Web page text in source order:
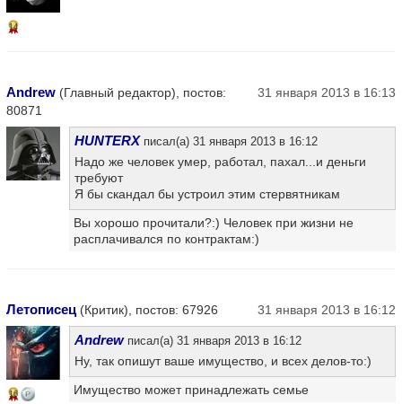
14
Andrew (Главный редактор), постов:
80871
31 января 2013 в 16:13
HUNTERXписал(а) 31 января 2013 в 16:12
Надо же человек умер, работал, пахал...и деньги
требуют
Я бы скандал бы устроил этим стервятникам
Вы хорошо прочитали?:) Человек при жизни не
расплачивался по контрактам:)
Летописец (Критик), постов: 67926 31 января 2013 в 16:12
16
Andrewписал(а) 31 января 2013 в 16:12
Ну, так опишут ваше имущество, и всех делов-то:)
Имущество может принадлежать семье